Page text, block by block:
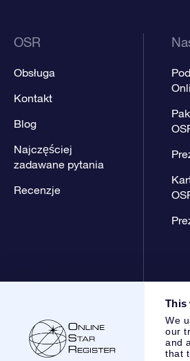
This
We
our
and
that
OSR
Obsługa
Kontakt
Blog
Najczęściej
zadawane pytania
Recenzje